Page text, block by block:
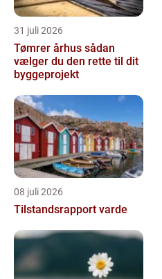
31 juli 2026
Tømrer århus sådan
vælger du den rette til dit
byggeprojekt
08 juli 2026
Tilstandsrapport varde